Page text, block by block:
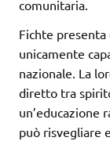
comunitaria.
Fichte
unicamente
nazionale. La
diretto tra
un’educazione
può risvegliare